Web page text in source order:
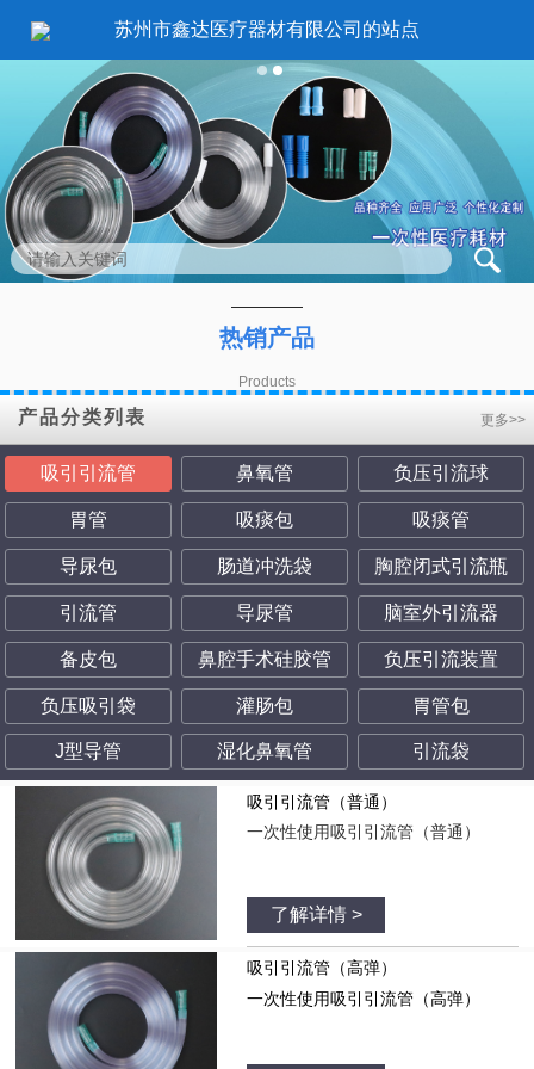
苏州市鑫达医疗器材有限公司的站点
热销产品
Products
产品分类列表 更多>>
吸引引流管 鼻氧管 负压引流球
胃管 吸痰包 吸痰管
导尿包 肠道冲洗袋 胸腔闭式引流瓶
引流管 导尿管 脑室外引流器
备皮包 鼻腔手术硅胶管 负压引流装置
负压吸引袋 灌肠包 胃管包
J型导管 湿化鼻氧管 引流袋
吸引引流管（普通）
一次性使用吸引引流管（普通）
了解详情 >
吸引引流管（高弹）
一次性使用吸引引流管（高弹）